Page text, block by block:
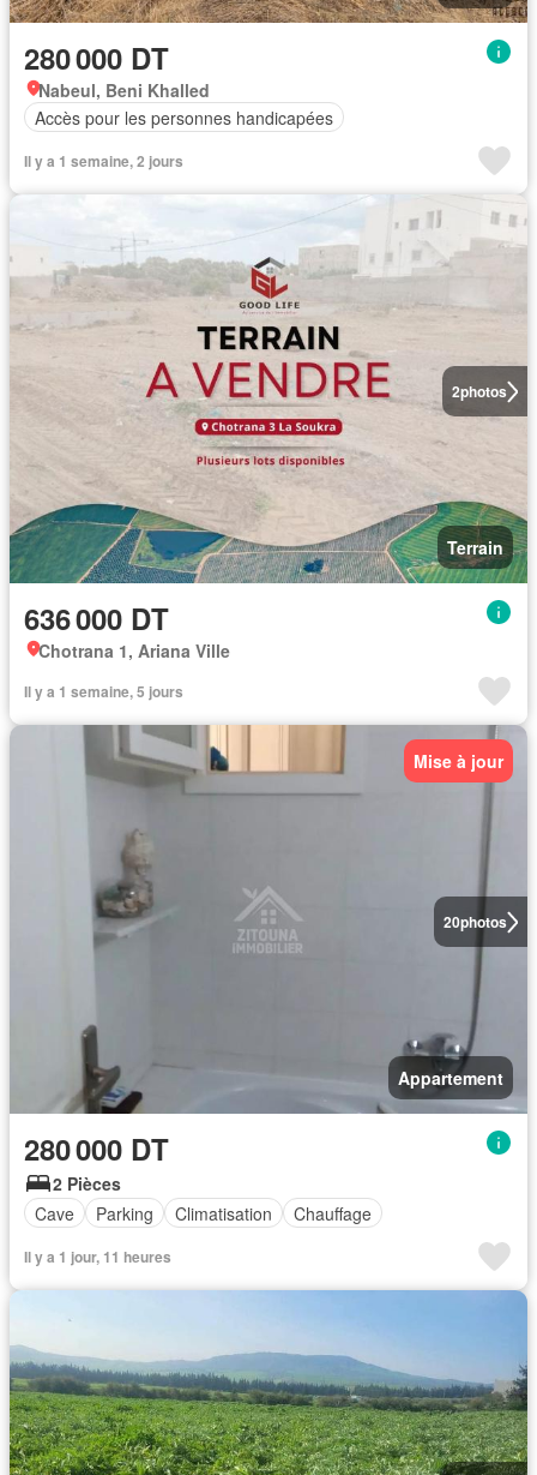
280 000 DT
Nabeul, Beni Khalled
Accès pour les personnes handicapées
Il y a 1 semaine, 2 jours
2photos
Terrain
636 000 DT
Chotrana 1, Ariana Ville
Il y a 1 semaine, 5 jours
20photos
Mise à jour
Appartement
280 000 DT
2 Pièces
Cave
Parking Climatisation Chauffage
Il y a 1 jour, 11 heures